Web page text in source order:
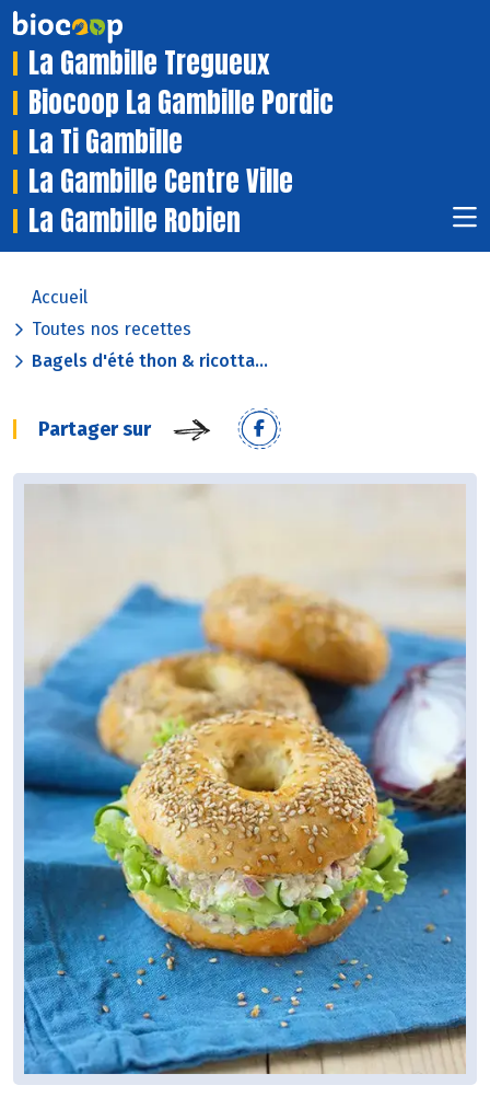
La Gambille Tregueux
Biocoop La Gambille Pordic
La Ti Gambille
La Gambille Centre Ville
La Gambille Robien
Accueil
Toutes nos recettes
Bagels d'été thon & ricotta...
Partager sur